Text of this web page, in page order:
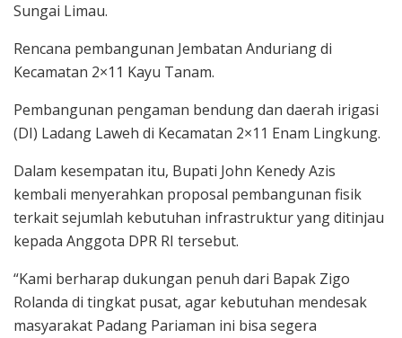
Sungai Limau.
Rencana pembangunan Jembatan Anduriang di
Kecamatan 2×11 Kayu Tanam.
Pembangunan pengaman bendung dan daerah irigasi
(DI) Ladang Laweh di Kecamatan 2×11 Enam Lingkung.
Dalam kesempatan itu, Bupati John Kenedy Azis
kembali menyerahkan proposal pembangunan fisik
terkait sejumlah kebutuhan infrastruktur yang ditinjau
kepada Anggota DPR RI tersebut.
“Kami berharap dukungan penuh dari Bapak Zigo
Rolanda di tingkat pusat, agar kebutuhan mendesak
masyarakat Padang Pariaman ini bisa segera